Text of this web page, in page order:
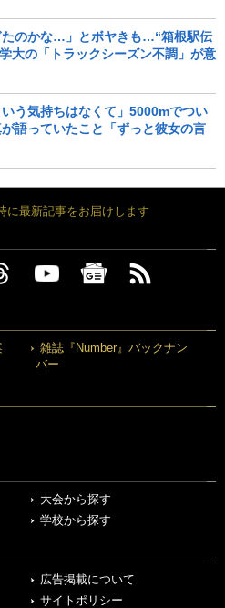
たのかな…」とボヤきも…“箱根駅伝
大の「トラックシーズン不調」が意
いう気持ちはなくて」5000mでつい
語っていたこと「ずっと彼女の言
に最新記事をお届けします
雑誌『Number』バックナン
バー
大会から探す
学校から探す
広告掲載について
サイトポリシー